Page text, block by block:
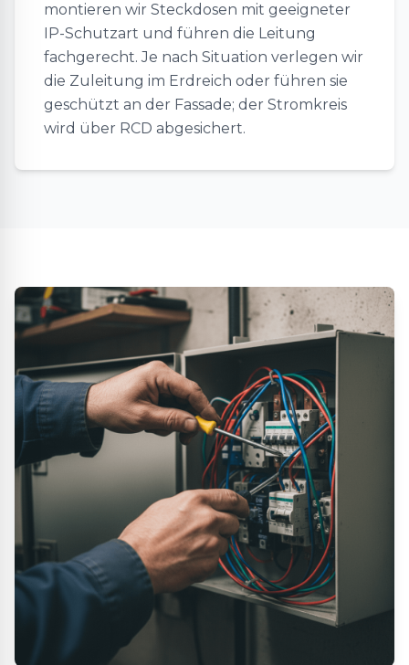
montieren wir Steckdosen mit geeigneter
IP-Schutzart und führen die Leitung
fachgerecht. Je nach Situation verlegen wir
die Zuleitung im Erdreich oder führen sie
geschützt an der Fassade; der Stromkreis
wird über RCD abgesichert.